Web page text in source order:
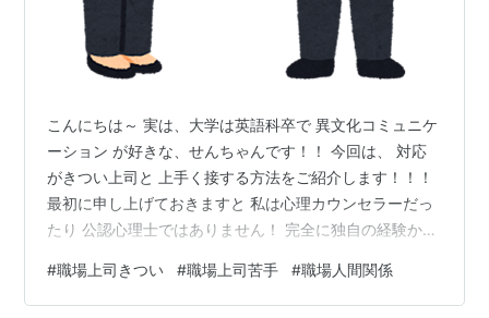
こんにちは～ 実は、大学は英語科卒で 異文化コミュニケ
ーション が好きな、せんちゃんです！！ 今回は、 対応
がきつい上司と 上手く接する方法をご紹介します！！！
最初に申し上げておきますと 私は心理カウンセラーだっ
たり 公認心理士ではありません！ 完全に独自の経験から
いえ、この方法を実践すると 間違いなくコミュニケーシ
ョンの力がつき、 あなたの世界が変わっていくことは 私
#職場上司きつい #職場上司苦手 #職場人間関係